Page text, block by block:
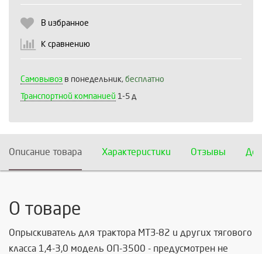
В избранное
К сравнению
Самовывоз в понедельник, бесплатно
Транспортной компанией 1-5 д
Описание товара Характеристики Отзывы
О товаре
Опрыскиватель для трактора МТЗ-82 и других тягового
класса 1,4-3,0 модель ОП-3500 - предусмотрен не